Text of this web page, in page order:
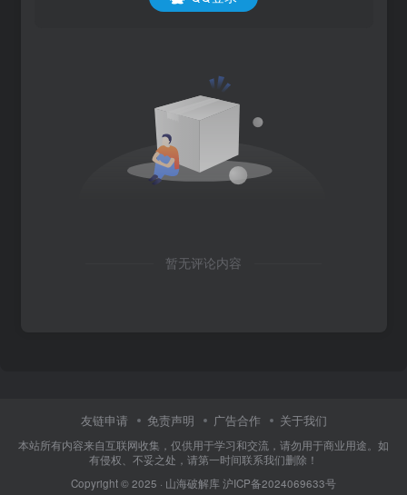
暂无评论内容
友链申请 免责声明 广告合作 关于我们
本站所有内容来自互联网收集，仅供用于学习和交流，请勿用于商业用途。如
有侵权、不妥之处，请第一时间联系我们删除！
Copyright © 2025 · 山海破解库沪ICP备2024069633号